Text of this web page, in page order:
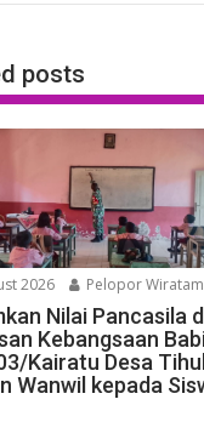
posts
2026 Pelopor
Nilai Pancasila
Kebangsaan
Kairatu Desa
Wanwil kepada